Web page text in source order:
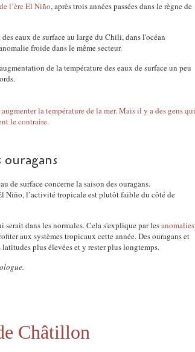
l’ère El Niño, après trois années passées dans le règne de
eaux de surface au large du Chili, dans l'océan
froide dans le même secteur.
de la température des eaux de surface un peu
ouragans
de surface concerne la saison des ouragans.
Niño, l’activité tropicale est plutôt faible du côté de
dans les normales. Cela s'explique par lesanomalies
aux systèmes tropicaux cette année. Des ouragans et
plus élevées et y rester plus longtemps.
Châtillon